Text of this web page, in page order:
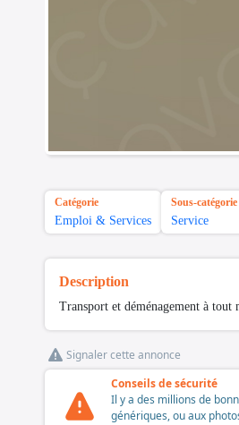
Catégorie
Emploi & Services
Sous-catégorie
Service
Description
Transport et déménagement à
Signaler cette annonce
Conseils de sécurité
Il y a des millions de
génériques, ou aux